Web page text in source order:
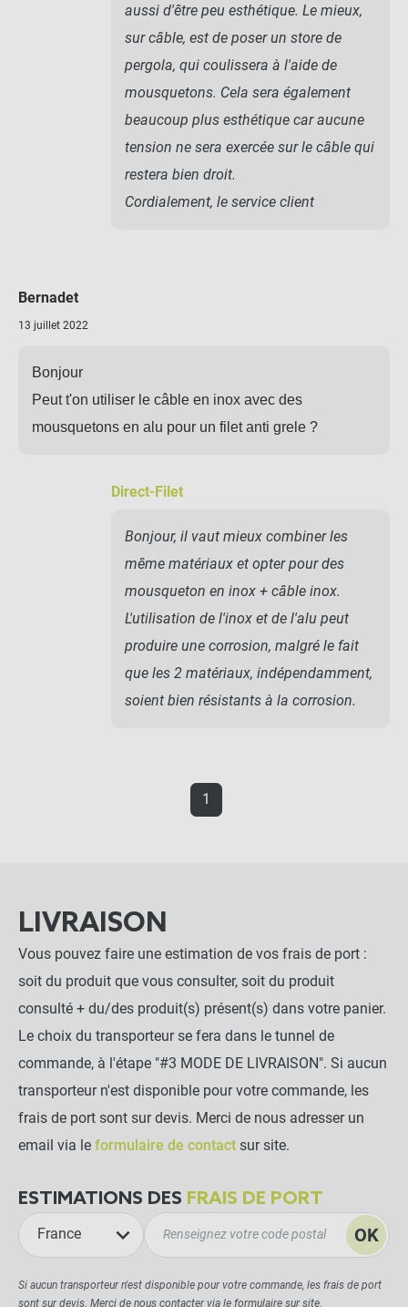
aussi d'être peu esthétique. Le mieux,
sur câble, est de poser un store de
pergola, qui coulissera à l'aide de
mousquetons. Cela sera également
beaucoup plus esthétique car aucune
tension ne sera exercée sur le câble qui
restera bien droit.
Cordialement, le service client
Bernadet
13 juillet 2022
Bonjour
Peut t'on utiliser le câble en inox avec des
mousquetons en alu pour un filet anti grele ?
Direct-Filet
Bonjour, il vaut mieux combiner les
même matériaux et opter pour des
mousqueton en inox + câble inox.
L'utilisation de l'inox et de l'alu peut
produire une corrosion, malgré le fait
que les 2 matériaux, indépendamment,
soient bien résistants à la corrosion.
1
LIVRAISON
Vous pouvez faire une estimation de vos frais de port :
soit du produit que vous consulter, soit du produit
consulté + du/des produit(s) présent(s) dans votre panier.
Le choix du transporteur se fera dans le tunnel de
commande, à l'étape "#3 MODE DE LIVRAISON". Si aucun
transporteur n'est disponible pour votre commande, les
frais de port sont sur devis. Merci de nous adresser un
email via le formulaire de contact sur site.
ESTIMATIONS DES FRAIS DE PORT
France OK
Si aucun transporteur n'est disponible pour votre commande, les frais de port
sont sur devis. Merci de nous contacter via le formulaire sur site.